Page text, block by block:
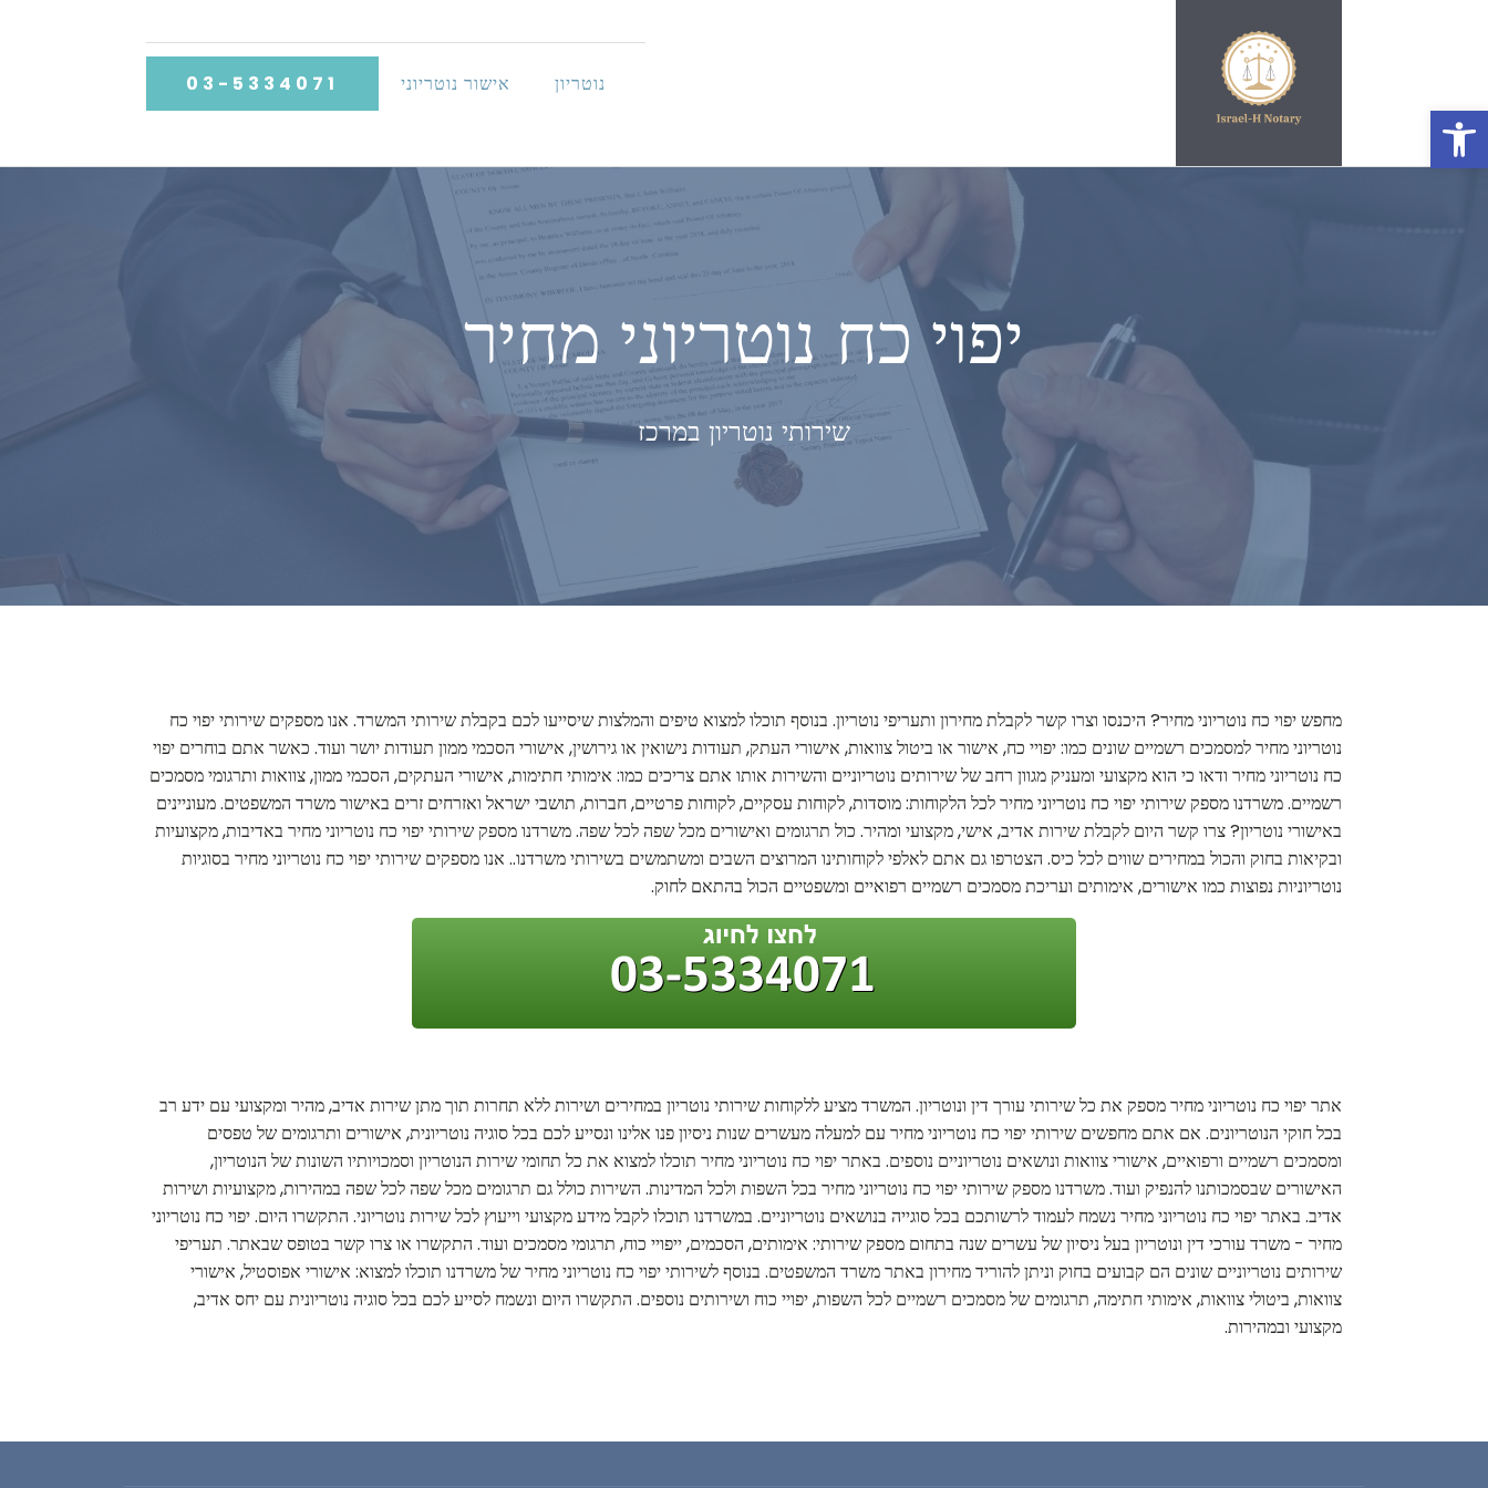
פתח סרגל נגישות
נוטריון אישור נוטריוני 03-5334071
יפוי כח נוטריוני מחיר
שירותי נוטריון במרכז
מחפש יפוי כח נוטריוני מחיר? היכנסו וצרו קשר לקבלת מחירון ותעריפי נוטריון. בנוסף תוכלו למצוא טיפים והמלצות שיסייעו לכם בקבלת שירותי המשרד. אנו מספקים שירותי יפוי כח
נוטריוני מחיר למסמכים רשמיים שונים כמו: יפויי כח, אישור או ביטול צוואות, אישורי העתק, תעודות נישואין או גירושין, אישורי הסכמי ממון תעודות יושר ועוד. כאשר אתם בוחרים יפוי
כח נוטריוני מחיר ודאו כי הוא מקצועי ומעניק מגוון רחב של שירותים נוטריוניים והשירות אותו אתם צריכים כמו: אימותי חתימות, אישורי העתקים, הסכמי ממון, צוואות ותרגומי מסמכים
רשמיים. משרדנו מספק שירותי יפוי כח נוטריוני מחיר לכל הלקוחות: מוסדות, לקוחות עסקיים, לקוחות פרטיים, חברות, תושבי ישראל ואזרחים זרים באישור משרד המשפטים. מעוניינים
באישורי נוטריון? צרו קשר היום לקבלת שירות אדיב, אישי, מקצועי ומהיר. כול תרגומים ואישורים מכל שפה לכל שפה. משרדנו מספק שירותי יפוי כח נוטריוני מחיר באדיבות, מקצועיות
ובקיאות בחוק והכול במחירים שווים לכל כיס. הצטרפו גם אתם לאלפי לקוחותינו המרוצים השבים ומשתמשים בשירותי משרדנו.. אנו מספקים שירותי יפוי כח נוטריוני מחיר בסוגיות
נוטריוניות נפוצות כמו אישורים, אימותים ועריכת מסמכים רשמיים רפואיים ומשפטיים הכול בהתאם לחוק.
אתר יפוי כח נוטריוני מחיר מספק את כל שירותי עורך דין ונוטריון. המשרד מציע ללקוחות שירותי נוטריון במחירים ושירות ללא תחרות תוך מתן שירות אדיב, מהיר ומקצועי עם ידע רב
בכל חוקי הנוטריונים. אם אתם מחפשים שירותי יפוי כח נוטריוני מחיר עם למעלה מעשרים שנות ניסיון פנו אלינו ונסייע לכם בכל סוגיה נוטריונית, אישורים ותרגומים של טפסים
ומסמכים רשמיים ורפואיים, אישורי צוואות ונושאים נוטריוניים נוספים. באתר יפוי כח נוטריוני מחיר תוכלו למצוא את כל תחומי שירות הנוטריון וסמכויותיו השונות של הנוטריון,
האישורים שבסמכותנו להנפיק ועוד. משרדנו מספק שירותי יפוי כח נוטריוני מחיר בכל השפות ולכל המדינות. השירות כולל גם תרגומים מכל שפה לכל שפה במהירות, מקצועיות ושירות
אדיב. באתר יפוי כח נוטריוני מחיר נשמח לעמוד לרשותכם בכל סוגייה בנושאים נוטריוניים. במשרדנו תוכלו לקבל מידע מקצועי וייעוץ לכל שירות נוטריוני. התקשרו היום. יפוי כח נוטריוני
מחיר - משרד עורכי דין ונוטריון בעל ניסיון של עשרים שנה בתחום מספק שירותי: אימותים, הסכמים, ייפויי כוח, תרגומי מסמכים ועוד. התקשרו או צרו קשר בטופס שבאתר. תעריפי
שירותים נוטריוניים שונים הם קבועים בחוק וניתן להוריד מחירון באתר משרד המשפטים. בנוסף לשירותי יפוי כח נוטריוני מחיר של משרדנו תוכלו למצוא: אישורי אפוסטיל, אישורי
צוואות, ביטולי צוואות, אימותי חתימה, תרגומים של מסמכים רשמיים לכל השפות, יפויי כוח ושירותים נוספים. התקשרו היום ונשמח לסייע לכם בכל סוגיה נוטריונית עם יחס אדיב,
מקצועי ובמהירות.